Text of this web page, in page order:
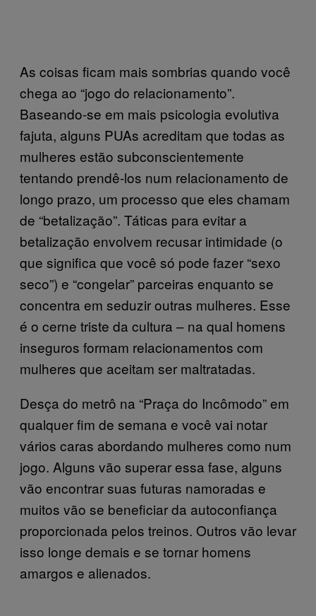
As coisas ficam mais sombrias quando você
chega ao “jogo do relacionamento”.
Baseando-se em mais psicologia evolutiva
fajuta, alguns PUAs acreditam que todas as
mulheres estão subconscientemente
tentando prendê-los num relacionamento de
longo prazo, um processo que eles chamam
de “betalização”. Táticas para evitar a
betalização envolvem recusar intimidade (o
que significa que você só pode fazer “sexo
seco”) e “congelar” parceiras enquanto se
concentra em seduzir outras mulheres. Esse
é o cerne triste da cultura – na qual homens
inseguros formam relacionamentos com
mulheres que aceitam ser maltratadas.
Desça do metrô na “Praça do Incômodo” em
qualquer fim de semana e você vai notar
vários caras abordando mulheres como num
jogo. Alguns vão superar essa fase, alguns
vão encontrar suas futuras namoradas e
muitos vão se beneficiar da autoconfiança
proporcionada pelos treinos. Outros vão levar
isso longe demais e se tornar homens
amargos e alienados.